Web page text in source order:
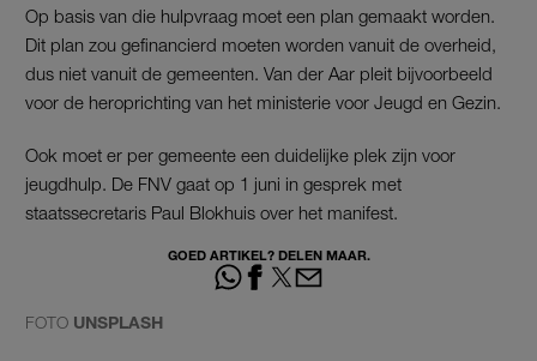
Op basis van die hulpvraag moet een plan gemaakt worden.
Dit plan zou gefinancierd moeten worden vanuit de overheid,
dus niet vanuit de gemeenten. Van der Aar pleit bijvoorbeeld
voor de heroprichting van het ministerie voor Jeugd en Gezin.
Ook moet er per gemeente een duidelijke plek zijn voor
jeugdhulp. De FNV gaat op 1 juni in gesprek met
staatssecretaris Paul Blokhuis over het manifest.
GOED ARTIKEL? DELEN MAAR.
FOTO UNSPLASH